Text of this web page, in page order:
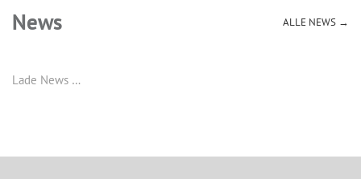
News ALLE NEWS →
Lade News …